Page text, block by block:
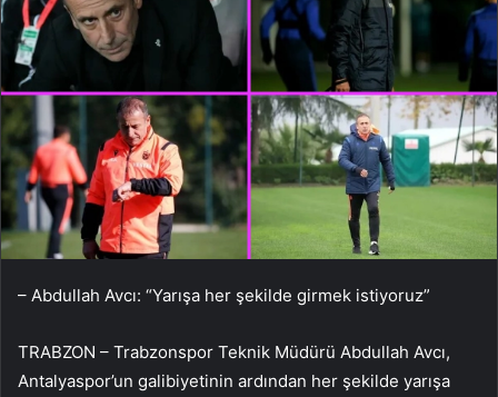
– Abdullah Avcı: “Yarışa her şekilde girmek istiyoruz”
TRABZON – Trabzonspor Teknik Müdürü Abdullah Avcı,
Antalyaspor’un galibiyetinin ardından her şekilde yarışa